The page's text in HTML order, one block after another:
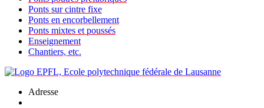
Ponts sur cintre fixe
Ponts en encorbellement
Ponts mixtes et poussés
Enseignement
Chantiers, etc.
Adresse